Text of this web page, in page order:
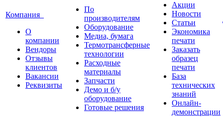
Компания
О
компании
Вендоры
Отзывы
клиентов
Вакансии
Реквизиты
По
производителям
Оборудование
Медиа, бумага
Термотрансферные
технологии
Расходные
материалы
Запчасти
Демо и б/у
оборудование
Готовые решения
Акции
Новости
Статьи
Экономика
печати
Заказать
образец
печати
База
технических
знаний
Онлайн-
демонстрации